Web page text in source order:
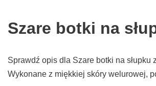
Szare botki na
Sprawdź opis dla Szare botki na
Wykonane z miękkiej skóry welurowej,